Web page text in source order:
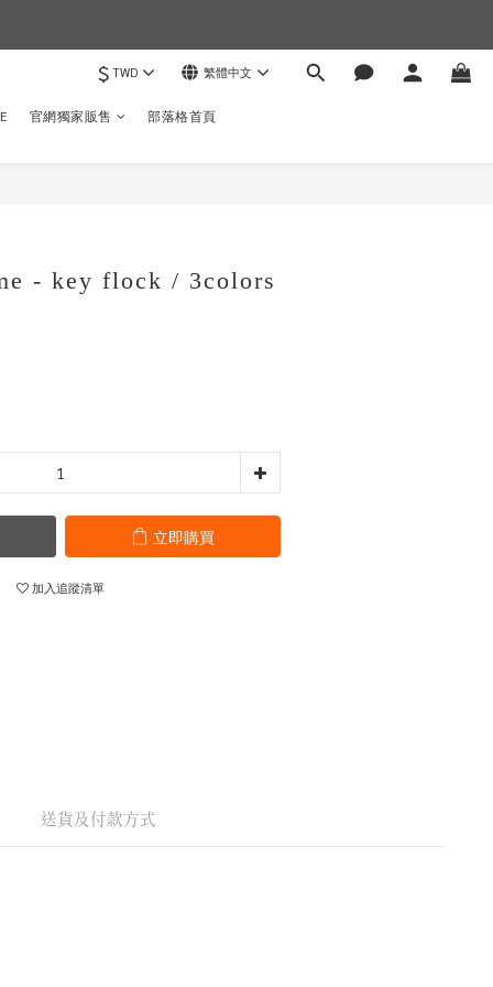
$ TWD 繁體中文
官網獨家販售 部落格首頁
- key flock / 3colors
立即購買
加入追蹤清單
送貨及付款方式